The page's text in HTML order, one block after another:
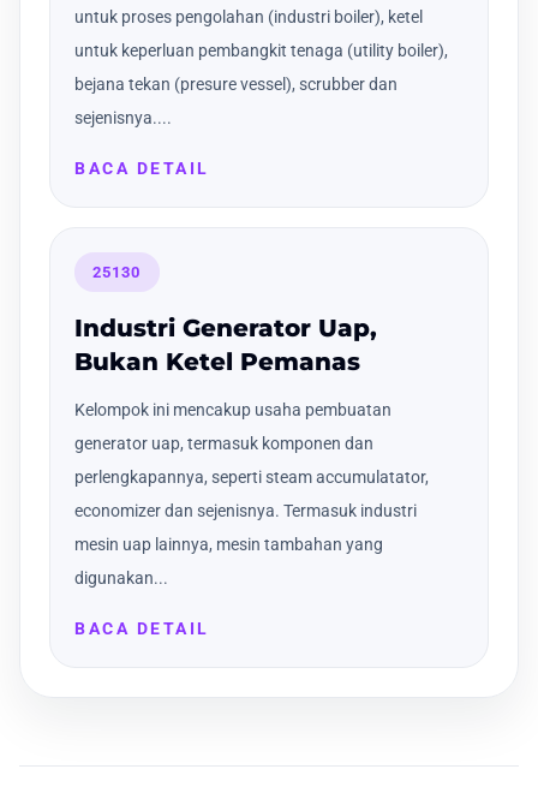
untuk proses pengolahan (industri boiler), ketel
untuk keperluan pembangkit tenaga (utility boiler),
bejana tekan (presure vessel), scrubber dan
sejenisnya....
BACA DETAIL
25130
Industri Generator Uap,
Bukan Ketel Pemanas
Kelompok ini mencakup usaha pembuatan
generator uap, termasuk komponen dan
perlengkapannya, seperti steam accumulatator,
economizer dan sejenisnya. Termasuk industri
mesin uap lainnya, mesin tambahan yang
digunakan...
BACA DETAIL